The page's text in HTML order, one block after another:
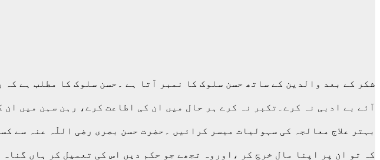
شکر کے بعد والدین کے ساتھ حسن سلوک کا نمبر آتا ہے ۔حسن سلوک کا مطلب ہے
آئے بے ادبی نہ کرے۔تکبر نہ کرے ہر حال میں ان کی اطاعت کرے، رہن سہن میں
بہتر علاج معالجہ کی سہولیات میسر کرائیں ۔حضرت حسن بصری رضی اللّٰہ عنہ سے
کہ تو ان پر اپنا مال خرچ کر ،اوروہ تجھے جو حکم دیں اس کی تعمیل کر ہاں